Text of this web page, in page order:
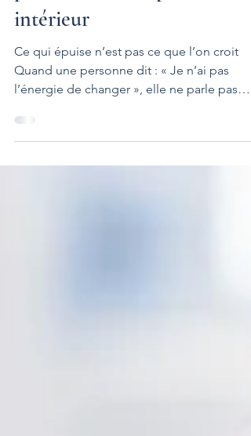
penser contre l’épuisement
intérieur
Ce qui épuise n’est pas ce que l’on croit
Quand une personne dit : « Je n’ai pas
l’énergie de changer », elle ne parle pas